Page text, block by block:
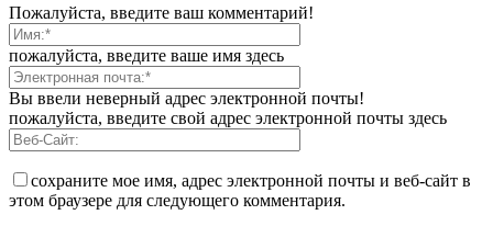
Пожалуйста, введите ваш комментарий!
пожалуйста, введите ваше имя здесь
Вы ввели неверный адрес электронной почты!
пожалуйста, введите свой адрес электронной почты здесь
сохраните мое имя, адрес электронной почты и веб-сайт в
этом браузере для следующего комментария.